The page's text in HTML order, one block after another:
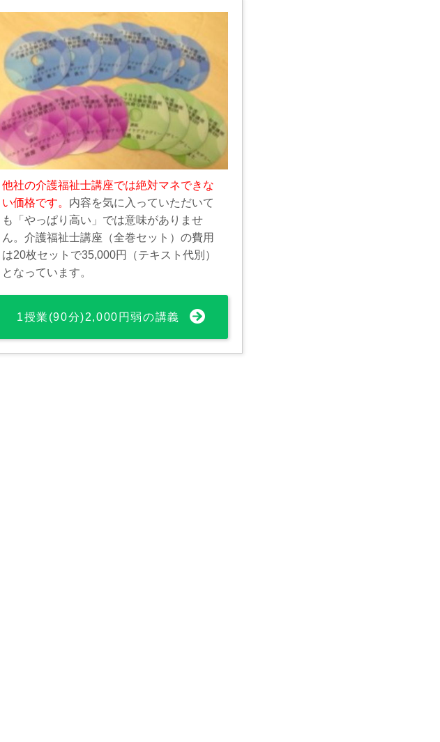
他社の介護福祉士講座では絶対マネできな
い価格です。 内容を気に入っていただいて
も「やっぱり高い」では意味がありませ
ん。介護福祉士講座（全巻セット）の費用
は20枚セットで35,000円（テキスト代別）
となっています。
1授業(90分)2,000円弱の講義